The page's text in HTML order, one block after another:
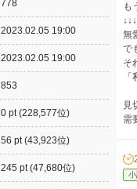
も
↓↓↓
無
で
そ
見
需
778
2023.02.05 19:00
2023.02.05 19:00
853
0 pt (228,577位)
56 pt (43,923位)
245 pt (47,680位)